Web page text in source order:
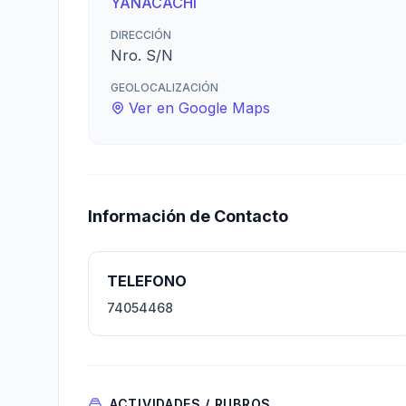
DIRECCIÓN
Nro. S/N
GEOLOCALIZACIÓN
Ver en Google Maps
Información de Contacto
TELEFONO
74054468